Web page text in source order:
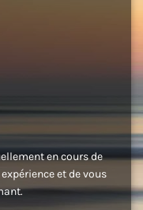
en cours de
et de vous